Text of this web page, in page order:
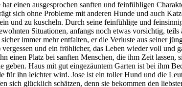
hat einen ausgesprochen sanften und feinfühligen
sich ohne Probleme mit anderen Hunde und auch
und zu kuscheln. Durch seine feinfühlige und
Situationen, anfangs noch etwas vorsichtig,
immer mehr entfalten, er die Verluste aus seiner
vergessen und ein fröhlicher, das Leben wieder voll und
einen Platz bei sanften Menschen, die ihm Zeit
geben. Haus mit gut eingezäuntem Garten ist bei ihm
für ihn leichter wird. Jose ist ein toller Hund und die
sich glücklich schätzen, denn sie bekommen den